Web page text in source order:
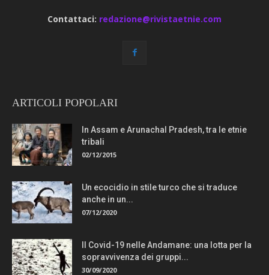
Contattaci: redazione@rivistaetnie.com
ARTICOLI POPOLARI
In Assam e Arunachal Pradesh, tra le etnie
tribali
02/12/2015
Un ecocidio in stile turco che si traduce
anche in un...
07/12/2020
Il Covid-19 nelle Andamane: una lotta per la
sopravvivenza dei gruppi...
30/09/2020